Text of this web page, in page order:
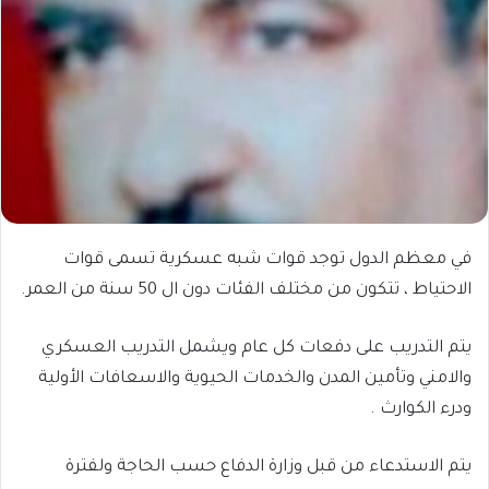
في معظم الدول توجد قوات شبه عسكرية تسمى قوات
الاحتياط ، تتكون من مختلف الفئات دون ال 50 سنة من العمر.
يتم التدريب على دفعات كل عام ويشمل التدريب العسكري
والامني وتأمين المدن والخدمات الحيوية والاسعافات الأولية
ودرء الكوارث .
يتم الاستدعاء من قبل وزارة الدفاع حسب الحاجة ولفترة